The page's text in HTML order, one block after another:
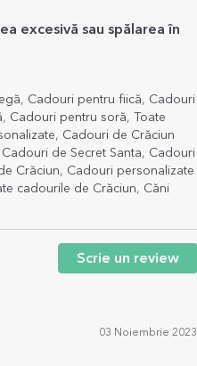
excesivă sau spălarea în
, Cadouri pentru fiică, Cadouri
, Cadouri pentru soră,
Toate
, Cadouri de Crăciun
Cadouri de Secret Santa, Cadouri
Crăciun, Cadouri personalizate
cadourile de Crăciun, Căni
Scrie un review
03 Noiembrie 2023